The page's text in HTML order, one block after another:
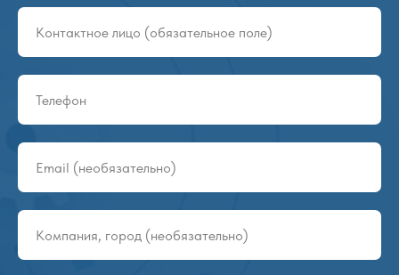
9 Групповая упаковка NOVA
10 Роботы-паллетайзеры Gurki 2:15